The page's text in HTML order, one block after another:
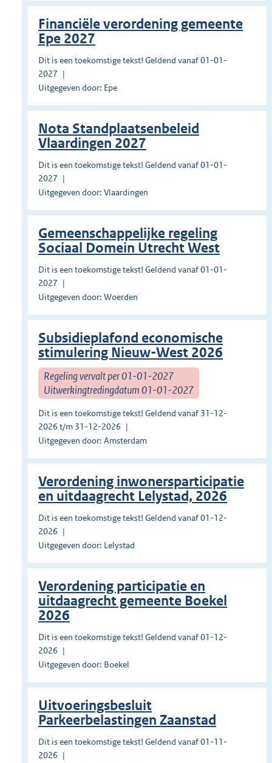
Financiële verordening gemeente
Epe 2027
Dit is een toekomstige tekst! Geldend vanaf 01-01-
2027
Uitgegeven door: Epe
Nota Standplaatsenbeleid
Vlaardingen 2027
Dit is een toekomstige tekst! Geldend vanaf 01-01-
2027
Uitgegeven door: Vlaardingen
Gemeenschappelijke regeling
Sociaal Domein Utrecht West
Dit is een toekomstige tekst! Geldend vanaf 01-01-
2027
Uitgegeven door: Woerden
Subsidieplafond economische
stimulering Nieuw-West 2026
Regeling vervalt per 01-01-2027
Uitwerkingtredingdatum 01-01-2027
Dit is een toekomstige tekst! Geldend vanaf 31-12-
2026 t/m 31-12-2026
Uitgegeven door: Amsterdam
Verordening inwonersparticipatie
en uitdaagrecht Lelystad, 2026
Dit is een toekomstige tekst! Geldend vanaf 01-12-
2026
Uitgegeven door: Lelystad
Verordening participatie en
uitdaagrecht gemeente Boekel
2026
Dit is een toekomstige tekst! Geldend vanaf 01-12-
2026
Uitgegeven door: Boekel
Uitvoeringsbesluit
Parkeerbelastingen Zaanstad
Dit is een toekomstige tekst! Geldend vanaf 01-11-
2026